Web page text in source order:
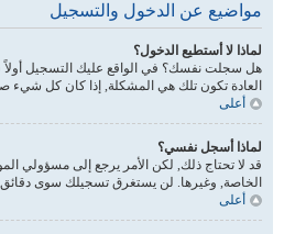
مواضيع عن الدخول والتسجيل
لماذا لا أستطيع الدخول؟
هل سجلت نفسك؟ في الواقع عليك التسجيل
العادة تكون تلك هي المشكلة, إذا كان كل شيء
أعلى
لماذا أسجل نفسي؟
قد لا تحتاج ذلك, لكن الأمر يرجع إلى مسؤولي
الخاصة, وغيرها. لن يستغرق تسجيلك سوى
أعلى